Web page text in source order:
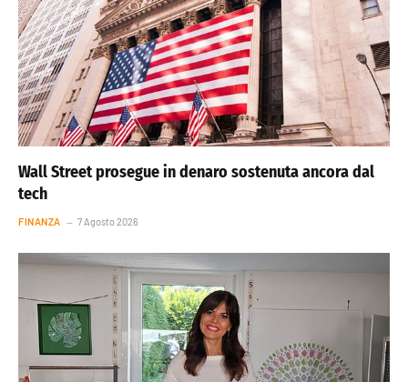
Wall Street prosegue in denaro sostenuta ancora dal
tech
FINANZA 7 Agosto 2026